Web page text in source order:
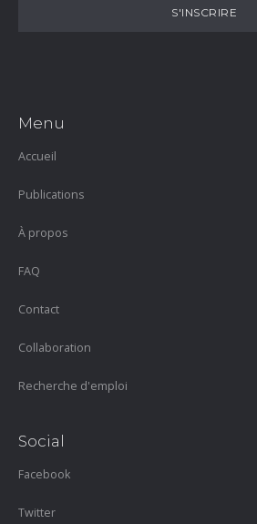
Menu
Accueil
Publications
À propos
FAQ
Contact
Collaboration
Recherche d'emploi
Social
Facebook
Twitter